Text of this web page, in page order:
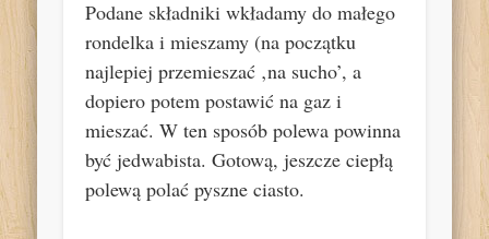
Podane składniki wkładamy do małego
rondelka i mieszamy (na początku
najlepiej przemieszać ‚na sucho’, a
dopiero potem postawić na gaz i
mieszać. W ten sposób polewa powinna
być jedwabista. Gotową, jeszcze ciepłą
polewą polać pyszne ciasto.